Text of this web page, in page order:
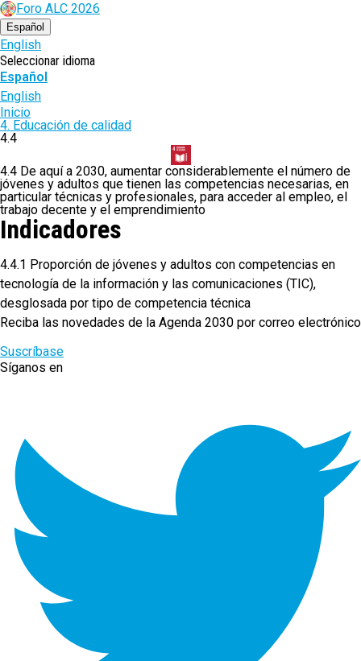
Foro ALC 2026
Español
English
Seleccionar idioma
Español
English
Ruta
de
navegación
Inicio
4. Educación de calidad
4.4
4.4 De aquí a 2030, aumentar considerablemente el número de
jóvenes y adultos que tienen las competencias necesarias, en
particular técnicas y profesionales, para acceder al empleo, el
trabajo decente y el emprendimiento
Indicadores
4.4.1 Proporción de jóvenes y adultos con competencias en
tecnología de la información y las comunicaciones (TIC),
desglosada por tipo de competencia técnica
Reciba las novedades de la Agenda 2030 por correo electrónico
Suscríbase
Síganos en